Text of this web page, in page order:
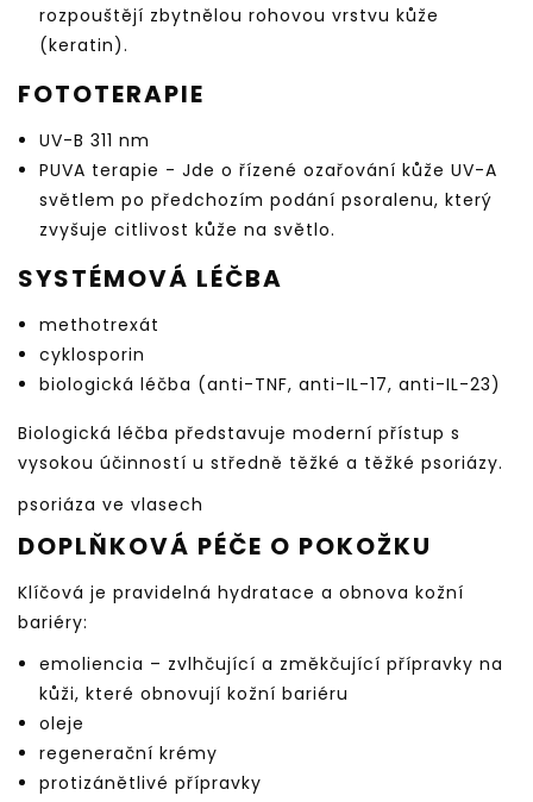
rozpouštějí zbytnělou rohovou vrstvu kůže
(keratin).
FOTOTERAPIE
UV-B 311 nm
PUVA terapie - Jde o řízené ozařování kůže UV-A
světlem po předchozím podání psoralenu, který
zvyšuje citlivost kůže na světlo.
SYSTÉMOVÁ LÉČBA
methotrexát
cyklosporin
biologická léčba (anti-TNF, anti-IL-17, anti-IL-23)
Biologická léčba představuje moderní přístup s
vysokou účinností u středně těžké a těžké psoriázy.
psoriáza ve vlasech
DOPLŇKOVÁ PÉČE O POKOŽKU
Klíčová je pravidelná hydratace a obnova kožní
bariéry:
emoliencia – zvlhčující a změkčující přípravky na
kůži, které obnovují kožní bariéru
oleje
regenerační krémy
protizánětlivé přípravky